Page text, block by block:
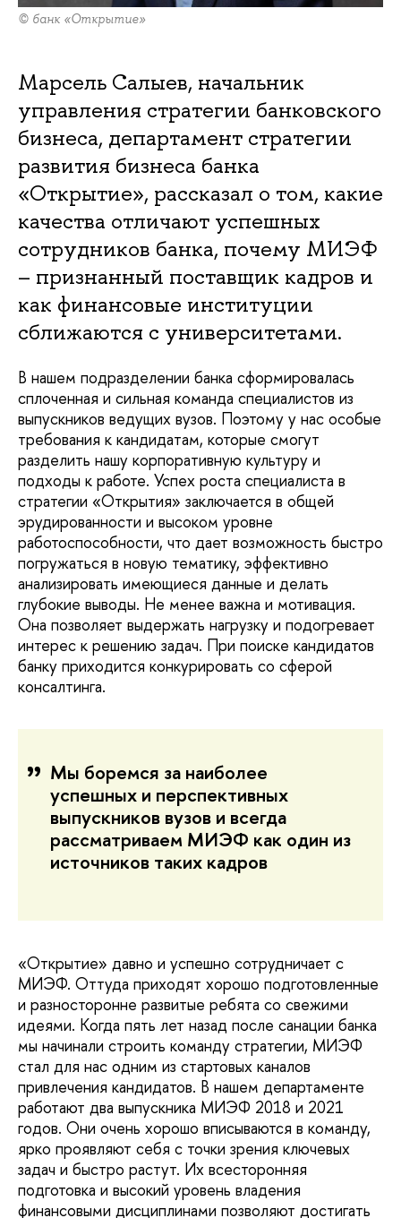
© банк «Открытие»
Марсель Салыев, начальник
управления стратегии банковского
бизнеса, департамент стратегии
развития бизнеса банка
«Открытие», рассказал о том, какие
качества отличают успешных
сотрудников банка, почему МИЭФ
– признанный поставщик кадров и
как финансовые институции
сближаются с университетами.
В нашем подразделении банка сформировалась
сплоченная и сильная команда специалистов из
выпускников ведущих вузов. Поэтому у нас особые
требования к кандидатам, которые смогут
разделить нашу корпоративную культуру и
подходы к работе. Успех роста специалиста в
стратегии «Открытия» заключается в общей
эрудированности и высоком уровне
работоспособности, что дает возможность быстро
погружаться в новую тематику, эффективно
анализировать имеющиеся данные и делать
глубокие выводы. Не менее важна и мотивация.
Она позволяет выдержать нагрузку и подогревает
интерес к решению задач. При поиске кандидатов
банку приходится конкурировать со сферой
консалтинга.
Мы боремся за наиболее
успешных и перспективных
выпускников вузов и всегда
рассматриваем МИЭФ как один из
источников таких кадров
«Открытие» давно и успешно сотрудничает с
МИЭФ. Оттуда приходят хорошо подготовленные
и разносторонне развитые ребята со свежими
идеями. Когда пять лет назад после санации банка
мы начинали строить команду стратегии, МИЭФ
стал для нас одним из стартовых каналов
привлечения кандидатов. В нашем департаменте
работают два выпускника МИЭФ 2018 и 2021
годов. Они очень хорошо вписываются в команду,
ярко проявляют себя с точки зрения ключевых
задач и быстро растут. Их всесторонняя
подготовка и высокий уровень владения
финансовыми дисциплинами позволяют достигать